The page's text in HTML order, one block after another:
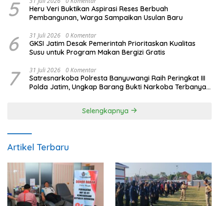
5
Heru Veri Buktikan Aspirasi Reses Berbuah
Pembangunan, Warga Sampaikan Usulan Baru
6 31 Juli 2026 0 Komentar
GKSI Jatim Desak Pemerintah Prioritaskan Kualitas
Susu untuk Program Makan Bergizi Gratis
7 31 Juli 2026 0 Komentar
Satresnarkoba Polresta Banyuwangi Raih Peringkat III
Polda Jatim, Ungkap Barang Bukti Narkoba Terbanyak
Selengkapnya
Artikel Terbaru